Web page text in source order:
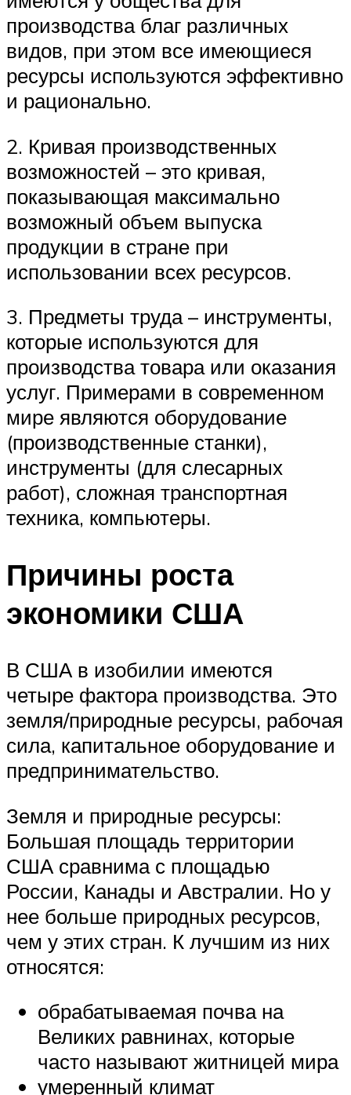
производства благ различных
видов, при этом все имеющиеся
ресурсы используются эффективно
и рационально.
2. Кривая производственных
возможностей – это кривая,
показывающая максимально
возможный объем выпуска
продукции в стране при
использовании всех ресурсов.
3. Предметы труда – инструменты,
которые используются для
производства товара или оказания
услуг. Примерами в современном
мире являются оборудование
(производственные станки),
инструменты (для слесарных
работ), сложная транспортная
техника, компьютеры.
Причины роста
экономики США
В США в изобилии имеются
четыре фактора производства. Это
земля/природные ресурсы, рабочая
сила, капитальное оборудование и
предпринимательство.
Земля и природные ресурсы:
Большая площадь территории
США сравнима с площадью
России, Канады и Австралии. Но у
нее больше природных ресурсов,
чем у этих стран. К лучшим из них
относятся:
обрабатываемая почва на
Великих равнинах, которые
часто называют житницей мира
умеренный климат